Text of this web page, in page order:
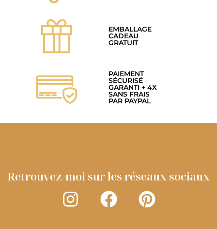
EMBALLAGE
CADEAU
GRATUIT
PAIEMENT
SÉCURISÉ
GARANTI + 4X
SANS FRAIS
PAR PAYPAL
Retrouvez-moi sur les réseaux sociaux